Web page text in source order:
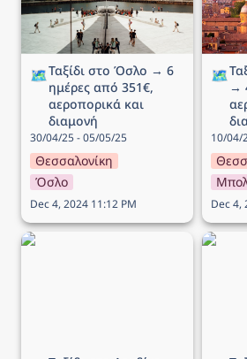
🗺️Ταξίδι στο Όσλο → 6
ημέρες από 351€,
αεροπορικά και
διαμονή
30/04/25 - 05/05/25
Θεσσαλονίκη
Όσλο
Dec 4, 2024 11:12 PM
🗺️
→
10/04/
Dec 4,
Ταξίδι στο Λονδίνο → 4